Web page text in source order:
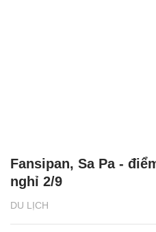
DU LỊCH
Fansipan, Sa Pa -
nghỉ 2/9